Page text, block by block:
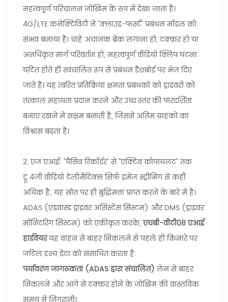
महत्वपूर्ण परिचालन जोखिम के रूप में देखा जाता है।
4G/LTE कनेक्टिविटी ने "क्लाउड-फर्स्ट" प्रबंधन मॉडल को
संभव बनाया है। चाहे अचानक ब्रेक लगाना हो, टक्कर हो या
अनधिकृत मार्ग परिवर्तन हो, महत्वपूर्ण वीडियो क्लिप घटना
घटित होते ही स्वचालित रूप से प्रबंधन डैशबोर्ड पर भेज दिए
जाते हैं। यह त्वरित प्रतिक्रिया क्षमता प्रबंधकों को ड्राइवरों को
तत्काल सहायता प्रदान करने और उच्च स्तर की पारदर्शिता
बनाए रखने में सक्षम बनाती है, जिससे अंतिम ग्राहकों का
विश्वास बढ़ता है।
2. एज एआई: "पैसिव रिकॉर्डर" से "एक्टिव कोपायलट" तक
ट्रू 4जी वीडियो टेलीमैटिक्स सिर्फ इमेज स्ट्रीमिंग से कहीं
अधिक है; यह स्रोत पर ही बुद्धिमत्ता प्राप्त करने के बारे में है।
ADAS (एडवांस्ड ड्राइवर असिस्टेंस सिस्टम) और DMS (ड्राइवर
मॉनिटरिंग सिस्टम) को एकीकृत करके,एचबी-वीटी08 एआई
हार्डवेयरयह वाहन से बाहर निकलने से पहले ही किनारे पर
जटिल दृश्य डेटा को संसाधित करता है:
पर्यावरण जागरूकता (ADAS द्वारा संचालित)लेन से बाहर
निकलने और आगे से टक्कर होने के जोखिम की वास्तविक
समय में निगरानी।